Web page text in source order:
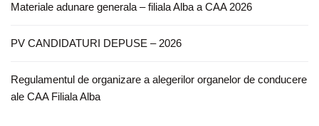
Materiale adunare generala – filiala Alba a CAA 2026
PV CANDIDATURI DEPUSE – 2026
Regulamentul de organizare a alegerilor organelor de conducere
ale CAA Filiala Alba